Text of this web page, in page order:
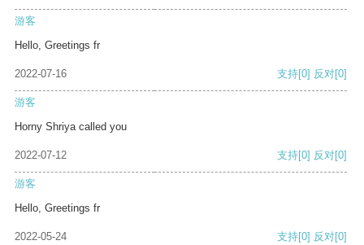
游客
Hello, Greetings fr
2022-07-16 支持[0] 反对[0]
游客
Horny Shriya called you
2022-07-12 支持[0] 反对[0]
游客
Hello, Greetings fr
2022-05-24 支持[0] 反对[0]